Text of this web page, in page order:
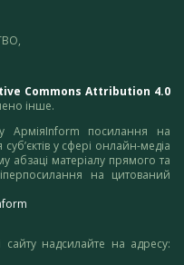
Commons Attribution 4.0
інше.
АрміяInform посилання на
у сфері онлайн-медіа
абзаці матеріалу прямого та
на цитований
надсилайте на адресу: